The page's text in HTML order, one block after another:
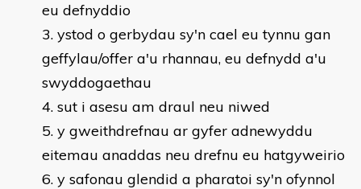
eu defnyddio
ystod o gerbydau sy'n cael eu tynnu gan
geffylau/offer a'u rhannau, eu defnydd a'u
swyddogaethau
sut i asesu am draul neu niwed
y gweithdrefnau ar gyfer adnewyddu
eitemau anaddas neu drefnu eu hatgyweirio
y safonau glendid a pharatoi sy'n ofynnol